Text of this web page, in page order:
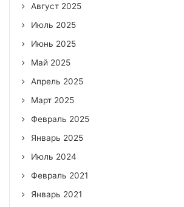
Август 2025
Июль 2025
Июнь 2025
Май 2025
Апрель 2025
Март 2025
Февраль 2025
Январь 2025
Июль 2024
Февраль 2021
Январь 2021